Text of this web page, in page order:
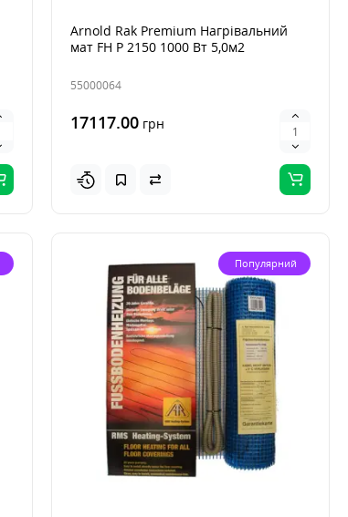
Arnold Rak Premium Нагрівальний
мат FH Р 2150 1000 Вт 5,0м2
55000064
17117.00 грн
Популярний